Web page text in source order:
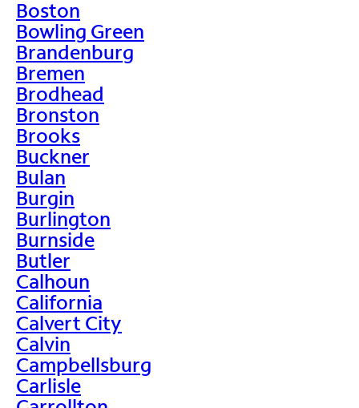
Boston
Bowling Green
Brandenburg
Bremen
Brodhead
Bronston
Brooks
Buckner
Bulan
Burgin
Burlington
Burnside
Butler
Calhoun
California
Calvert City
Calvin
Campbellsburg
Carlisle